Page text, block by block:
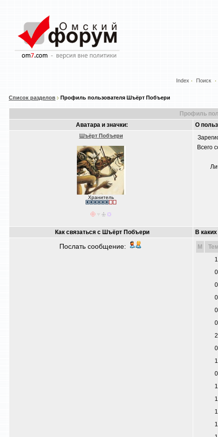
Index Поиск
Список разделов Профиль пользователя Шъёрт Побъери
Профиль
Аватара и значки:
О
Шъёрт Побъери
Хранитель
Всего
Как связаться с Шъёрт Побъери В
Послать сообщение: M
1
0
0
0
0
0
2
0
1
0
1
1
1
1